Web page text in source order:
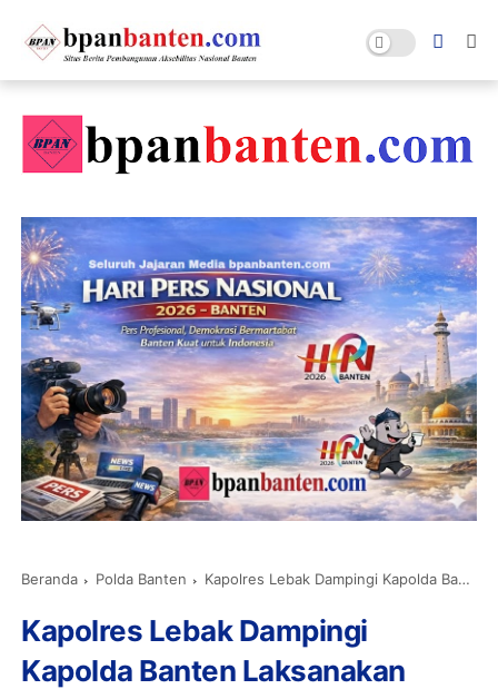
Beranda Polda Banten Kapolres Lebak Dampingi Kapolda Banten Laksanakan Penanaman Jagung di Cimarga
Kapolres Lebak Dampingi
Kapolda Banten Laksanakan